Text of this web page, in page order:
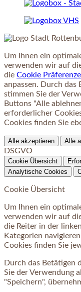
Um Ihnen ein
verwenden wir auf
die Cookie
anpassen. Durch das
stimmen Sie der
Buttons "Alle
erforderlicher
Cookies finden Sie
Alle akzeptieren Alle
DSGVO
Cookie Übersicht
Analytische Cookies
Cookie Übersicht
Um Ihnen ein
verwenden wir auf
die Reiter in der
Kategorien
Cookies finden Sie
Durch das Betätigen
Sie der Verwendung
"Speichern",